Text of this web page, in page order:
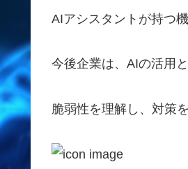
AIアシスタントが持つ
今後企業は、AIの活用
脆弱性を理解し、対策